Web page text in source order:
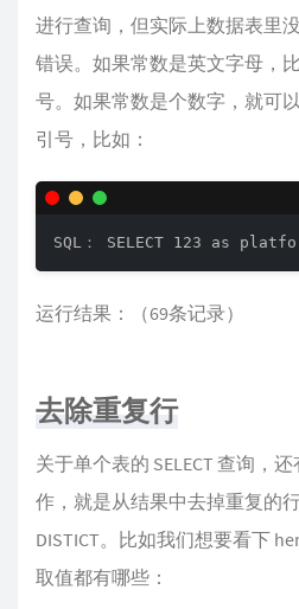
进行查询，但实际上数据表里
错误。如果常数是英文字母，
号。如果常数是个数字，就可
引号，比如：
SQL： SELECT 123 as
运行结果：（69条记录）
去除重复行
关于单个表的 SELECT 查询，
作，就是从结果中去掉重复的
DISTICT。比如我们想要看下
取值都有哪些：